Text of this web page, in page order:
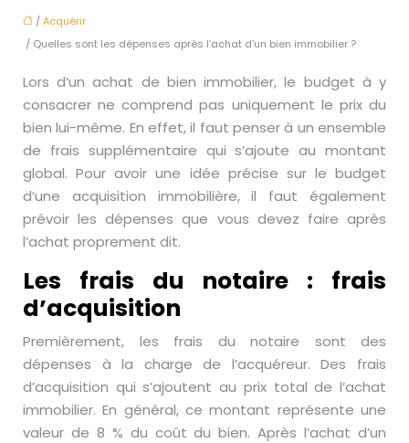
/Acquérir
/ Quelles sont les dépenses après l’achat d’un bien immobilier ?
Lors d’un achat de bien immobilier, le budget à y
consacrer ne comprend pas uniquement le prix du
bien lui-même. En effet, il faut penser à un ensemble
de frais supplémentaire qui s’ajoute au montant
global. Pour avoir une idée précise sur le budget
d’une acquisition immobilière, il faut également
prévoir les dépenses que vous devez faire après
l’achat proprement dit.
Les frais du notaire : frais
d’acquisition
Premièrement, les frais du notaire sont des
dépenses à la charge de l’acquéreur. Des frais
d’acquisition qui s’ajoutent au prix total de l’achat
immobilier. En général, ce montant représente une
valeur de 8 % du coût du bien. Après l’achat d’un